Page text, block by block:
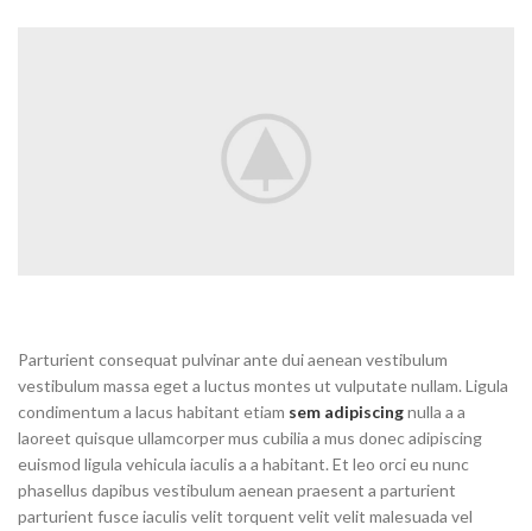
Parturient consequat pulvinar ante dui aenean vestibulum
vestibulum massa eget a luctus montes ut vulputate nullam. Ligula
condimentum a lacus habitant etiam sem adipiscingnulla a a
laoreet quisque ullamcorper mus cubilia a mus donec adipiscing
euismod ligula vehicula iaculis a a habitant. Et leo orci eu nunc
phasellus dapibus vestibulum aenean praesent a parturient
parturient fusce iaculis velit torquent velit velit malesuada vel